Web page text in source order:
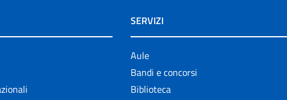
SERVIZI
Aule
Bandi e concorsi
Biblioteca